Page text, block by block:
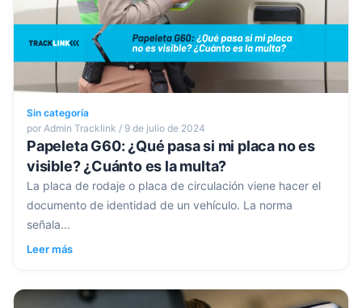
Sin categoría
por Admin Tracklink / 9 de julio de 2024
Papeleta G60: ¿Qué pasa si mi placa no es
visible? ¿Cuánto es la multa?
La placa de rodaje o placa de circulación viene hacer el
documento de identidad de un vehículo. La norma
señala...
Leer más